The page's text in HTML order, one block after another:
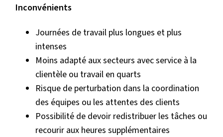
Inconvénients
Journées de travail plus longues et plus
intenses
Moins adapté aux secteurs avec service à la
clientèle ou travail en quarts
Risque de perturbation dans la coordination
des équipes ou les attentes des clients
Possibilité de devoir redistribuer les tâches ou
recourir aux heures supplémentaires